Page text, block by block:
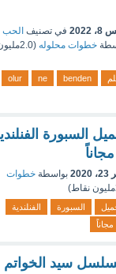
في تصنيف الحب
خطوات محلوله (2.0مليون
benden
ne
olur
السبورة
بواسطة خطوات
نقاط)
السبورة
الفنلندية
مجاناً
سيد الخواتم